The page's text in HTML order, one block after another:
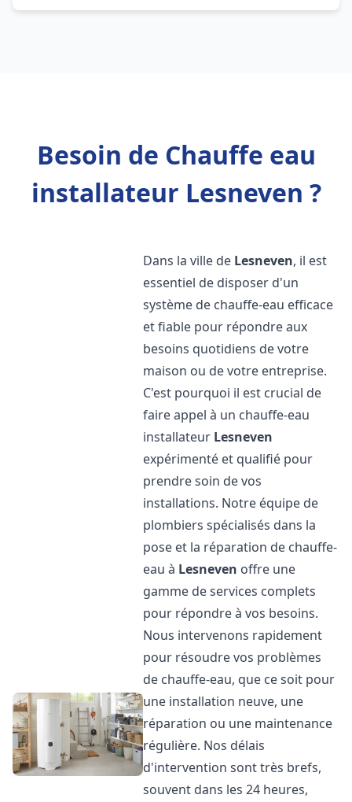
Besoin de Chauffe eau
installateur Lesneven ?
Dans la ville de Lesneven, il est
essentiel de disposer d'un
système de chauffe-eau efficace
et fiable pour répondre aux
besoins quotidiens de votre
maison ou de votre entreprise.
C'est pourquoi il est crucial de
faire appel à un chauffe-eau
installateur Lesneven
expérimenté et qualifié pour
prendre soin de vos
installations. Notre équipe de
plombiers spécialisés dans la
pose et la réparation de chauffe-
eau à Lesneven offre une
gamme de services complets
pour répondre à vos besoins.
Nous intervenons rapidement
pour résoudre vos problèmes
de chauffe-eau, que ce soit pour
une installation neuve, une
réparation ou une maintenance
régulière. Nos délais
d'intervention sont très brefs,
souvent dans les 24 heures,